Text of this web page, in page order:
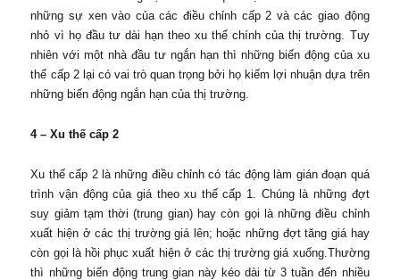
những sự xen vào của các điều chỉnh cấp 2 và các giao động
nhỏ vì họ đầu tư dài hạn theo xu thế chính của thị trường. Tuy
nhiên với một nhà đầu tư ngắn hạn thì những biến động của xu
thế cấp 2 lại có vai trò quan trọng bởi họ kiếm lợi nhuận dựa trên
những biến động ngắn hạn của thị trường.
4 – Xu thế cấp 2
Xu thế cấp 2 là những điều chỉnh có tác động làm gián đoạn quá
trình vận động của giá theo xu thế cấp 1. Chúng là những đợt
suy giảm tạm thời (trung gian) hay còn gọi là những điều chỉnh
xuất hiện ở các thị trường giá lên; hoặc những đợt tăng giá hay
còn gọi là hồi phục xuất hiện ở các thị trường giá xuống.Thường
thì những biến động trung gian này kéo dài từ 3 tuần đến nhiều